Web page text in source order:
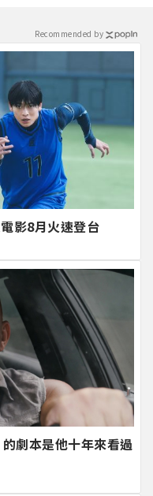
影8月火速登台
劇本是他十年來看過
Recommended by